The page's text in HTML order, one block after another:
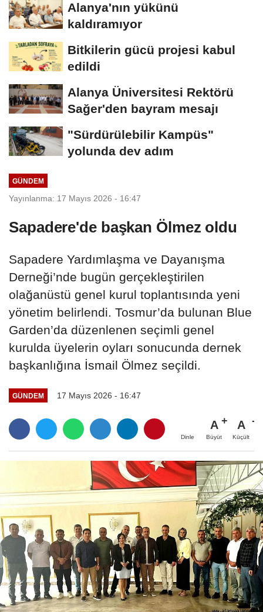
Alanya'nın yükünü
kaldıramıyor
Bitkilerin gücü projesi kabul
edildi
Alanya Üniversitesi Rektörü
Sağer'den bayram mesajı
"Sürdürülebilir Kampüs"
yolunda dev adım
GÜNDEM
Yayınlanma: 17 Mayıs 2026 - 16:47
Sapadere'de başkan Ölmez oldu
Sapadere Yardımlaşma ve Dayanışma
Derneği’nde bugün gerçekleştirilen
olağanüstü genel kurul toplantısında yeni
yönetim belirlendi. Tosmur’da bulunan Blue
Garden’da düzenlenen seçimli genel
kurulda üyelerin oyları sonucunda dernek
başkanlığına İsmail Ölmez seçildi.
GÜNDEM 17 Mayıs 2026 - 16:47
Dinle
A
Büyüt
A
Küçült